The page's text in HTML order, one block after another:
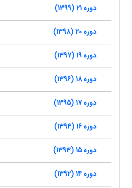
دوره 21 (1399)
دوره 20 (1398)
دوره 19 (1397)
دوره 18 (1396)
دوره 17 (1395)
دوره 16 (1394)
دوره 15 (1393)
دوره 14 (1392)